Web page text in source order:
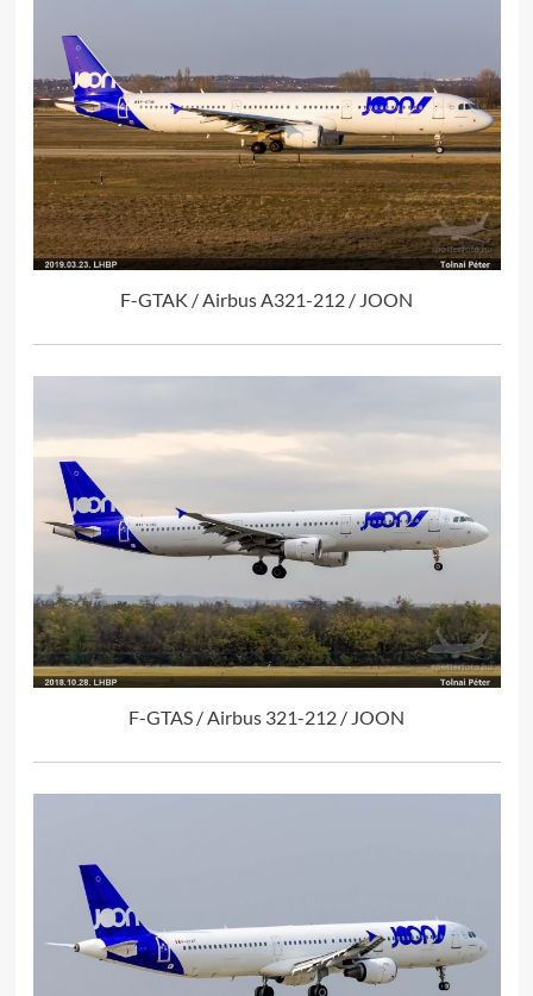
F-GTAK / Airbus A321-212 / JOON
F-GTAS / Airbus 321-212 / JOON